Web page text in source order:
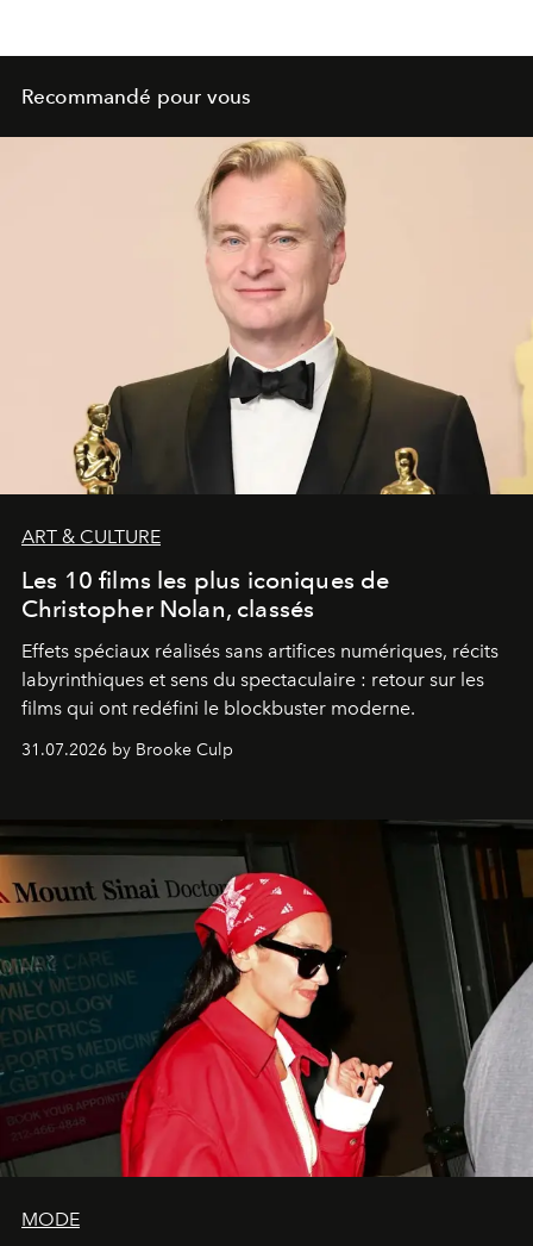
Recommandé pour vous
ART & CULTURE
Les 10 films les plus iconiques de
Christopher Nolan, classés
Effets spéciaux réalisés sans artifices numériques, récits
labyrinthiques et sens du spectaculaire : retour sur les
films qui ont redéfini le blockbuster moderne.
31.07.2026 by Brooke Culp
MODE